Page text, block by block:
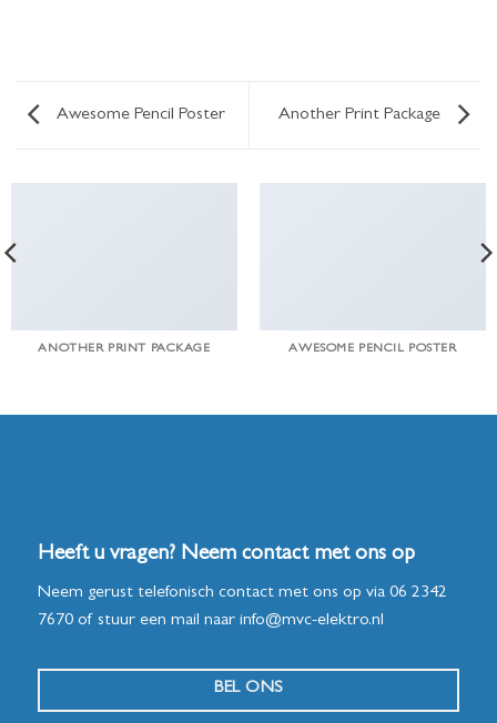
Awesome Pencil Poster Another Print Package
ANOTHER PRINT PACKAGE AWESOME PENCIL POSTER
Heeft u vragen? Neem contact met ons op
Neem gerust telefonisch contact met ons op via 06 2342
7670of stuur een mail naar info@mvc-elektro.nl
BEL ONS